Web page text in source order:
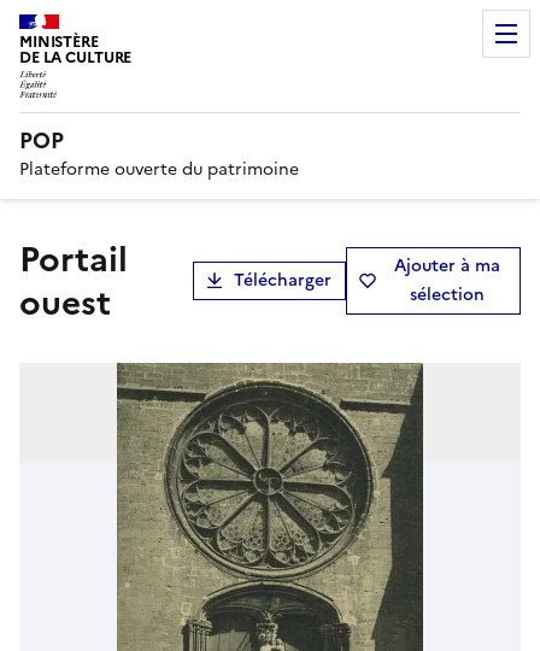
MINISTÈRE
DE LA CULTURE
POP
Plateforme ouverte du patrimoine
portail
ouest
Télécharger
Ajouter à ma
sélection